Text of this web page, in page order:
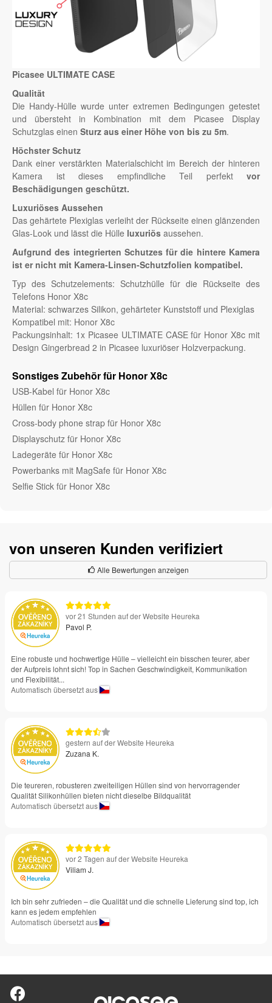
Picasee ULTIMATE CASE
Qualität
Die Handy-Hülle wurde unter extremen Bedingungen getestet
und übersteht in Kombination mit dem Picasee Display
Schutzglas einen Sturz aus einer Höhe von bis zu 5m.
Höchster Schutz
Dank einer verstärkten Materialschicht im Bereich der hinteren
Kamera ist dieses empfindliche Teil perfekt vor
Beschädigungen geschützt.
Luxuriöses Aussehen
Das gehärtete Plexiglas verleiht der Rückseite einen glänzenden
Glas-Look und lässt die Hülle luxuriös aussehen.
Aufgrund des integrierten Schutzes für die hintere Kamera
ist er nicht mit Kamera-Linsen-Schutzfolien kompatibel.
Typ des Schutzelements: Schutzhülle für die Rückseite des
Telefons Honor X8c
Material: schwarzes Silikon, gehärteter Kunststoff und Plexiglas
Kompatibel mit: Honor X8c
Packungsinhalt: 1x Picasee ULTIMATE CASE für Honor X8c mit
Design Gingerbread 2 in Picasee luxuriöser Holzverpackung.
Sonstiges Zubehör für Honor X8c
USB-Kabel für Honor X8c
Hüllen für Honor X8c
Cross-body phone strap für Honor X8c
Displayschutz für Honor X8c
Ladegeräte für Honor X8c
Powerbanks mit MagSafe für Honor X8c
Selfie Stick für Honor X8c
von unseren Kunden verifiziert
Alle Bewertungen anzeigen
vor 21 Stunden auf der Website Heureka
Pavol P.
Eine robuste und hochwertige Hülle – vielleicht ein bisschen teurer, aber
der Aufpreis lohnt sich! Top in Sachen Geschwindigkeit, Kommunikation
und Flexibilität...
Automatisch übersetzt aus
gestern auf der Website Heureka
Zuzana K.
Die teureren, robusteren zweiteiligen Hüllen sind von hervorragender
Qualität Silikonhüllen bieten nicht dieselbe Bildqualität
Automatisch übersetzt aus
vor 2 Tagen auf der Website Heureka
Viliam J.
Ich bin sehr zufrieden – die Qualität und die schnelle Lieferung sind top, ich
kann es jedem empfehlen
Automatisch übersetzt aus